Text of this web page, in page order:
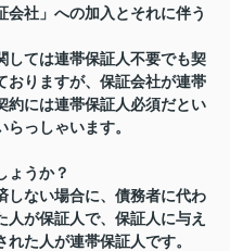
社」への加入とそれに伴う
しては連帯保証人不要でも契
おりますが、保証会社が連帯
約には連帯保証人必須だとい
っしゃいます。
ょうか？
しない場合に、債務者に代わ
人が保証人で、保証人に与え
た人が連帯保証人です。